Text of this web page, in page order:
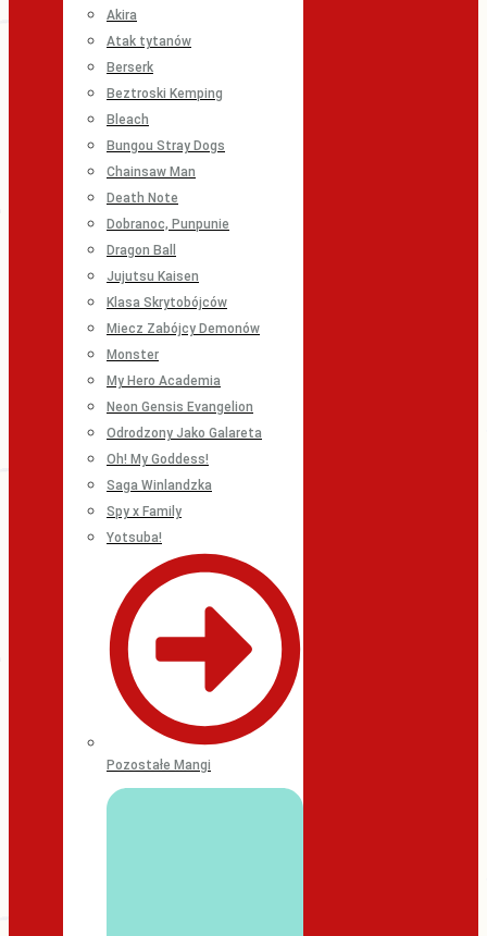
Akira
Atak tytanów
Berserk
Beztroski Kemping
Bleach
Bungou Stray Dogs
Chainsaw Man
Death Note
Dobranoc, Punpunie
Dragon Ball
Jujutsu Kaisen
Klasa Skrytobójców
Miecz Zabójcy Demonów
Monster
My Hero Academia
Neon Gensis Evangelion
Odrodzony Jako Galareta
Oh! My Goddess!
Saga Winlandzka
Spy x Family
Yotsuba!
Pozostałe Mangi